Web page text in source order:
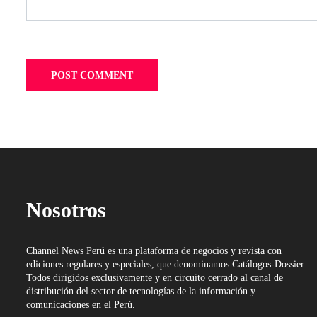
Nosotros
Channel News Perú es una plataforma de negocios y revista con
ediciones regulares y especiales, que denominamos Catálogos-Dossier.
Todos dirigidos exclusivamente y en circuito cerrado al canal de
distribución del sector de tecnologías de la información y
comunicaciones en el Perú.